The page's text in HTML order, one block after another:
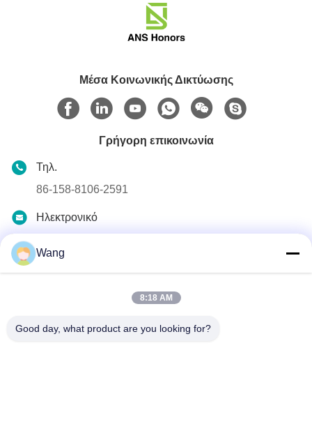
Μέσα Κοινωνικής Δικτύωσης
Γρήγορη επικοινωνία
Τηλ.
86-158-8106-2591
Ηλεκτρονικό
info@cn-ans.com
Διεύθυνση
Πολιτική μυστικότητας |
Wang
8:18 AM
Good day, what product are you looking for?